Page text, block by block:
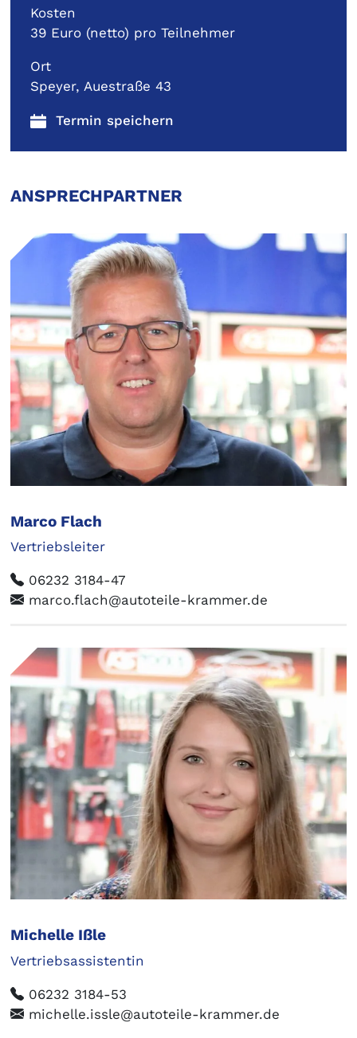
Kosten
39 Euro (netto) pro Teilnehmer
Ort
Speyer, Auestraße 43
ANSPRECHPARTNER
Marco Flach
Vertriebsleiter
06232 3184-47
marco.flach@autoteile-krammer.de
Michelle Ißle
Vertriebsassistentin
06232 3184-53
michelle.issle@autoteile-krammer.de